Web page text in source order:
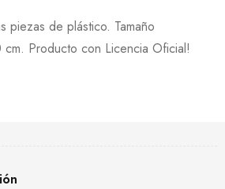
piezas de plástico. Tamaño
Producto con Licencia Oficial!